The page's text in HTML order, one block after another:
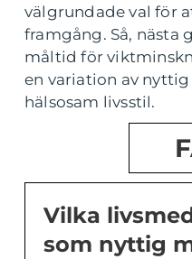
välgrundade val för
framgång. Så, nästa
måltid för
en variation av
hälsosam livsstil.
Vilka
som nyttig